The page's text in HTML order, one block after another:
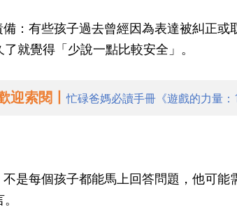
：有些孩子過去曾經因為表達被糾正或
就覺得「少說一點比較安全」。
迎索閱丨忙碌爸媽必讀手冊《遊戲的力量：
是每個孩子都能馬上回答問題，他可能